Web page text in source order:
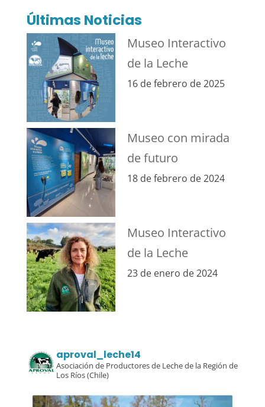
Últimas Noticias
Museo Interactivo
de la Leche
16 de febrero de 2025
Museo con mirada
de futuro
18 de febrero de 2024
Museo Interactivo
de la Leche
23 de enero de 2024
aproval_leche14
Asociación de Productores de Leche de la Región de
Los Ríos (Chile)